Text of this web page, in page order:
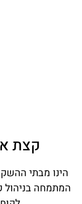
קצת
הינו מבתי
המתמחה בניהול